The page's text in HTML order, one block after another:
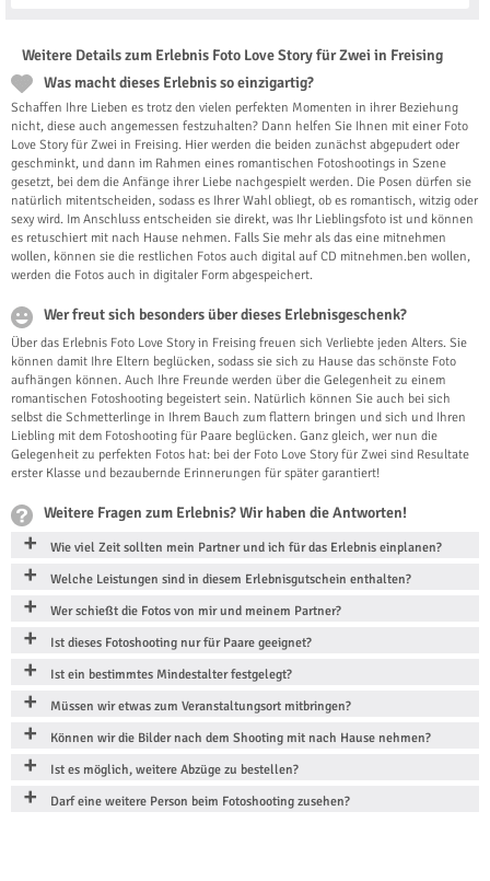
Weitere Details zum Erlebnis Foto Love Story für Zwei in Freising
Was macht dieses Erlebnis so einzigartig?
Schaffen Ihre Lieben es trotz den vielen perfekten Momenten in ihrer Beziehung
nicht, diese auch angemessen festzuhalten? Dann helfen Sie Ihnen mit einer Foto
Love Story für Zwei in Freising. Hier werden die beiden zunächst abgepudert oder
geschminkt, und dann im Rahmen eines romantischen Fotoshootings in Szene
gesetzt, bei dem die Anfänge ihrer Liebe nachgespielt werden. Die Posen dürfen sie
natürlich mitentscheiden, sodass es Ihrer Wahl obliegt, ob es romantisch, witzig oder
sexy wird. Im Anschluss entscheiden sie direkt, was Ihr Lieblingsfoto ist und können
es retuschiert mit nach Hause nehmen. Falls Sie mehr als das eine mitnehmen
wollen, können sie die restlichen Fotos auch digital auf CD mitnehmen.ben wollen,
werden die Fotos auch in digitaler Form abgespeichert.
Wer freut sich besonders über dieses Erlebnisgeschenk?
Über das Erlebnis Foto Love Story in Freising freuen sich Verliebte jeden Alters. Sie
können damit Ihre Eltern beglücken, sodass sie sich zu Hause das schönste Foto
aufhängen können. Auch Ihre Freunde werden über die Gelegenheit zu einem
romantischen Fotoshooting begeistert sein. Natürlich können Sie auch bei sich
selbst die Schmetterlinge in Ihrem Bauch zum flattern bringen und sich und Ihren
Liebling mit dem Fotoshooting für Paare beglücken. Ganz gleich, wer nun die
Gelegenheit zu perfekten Fotos hat: bei der Foto Love Story für Zwei sind Resultate
erster Klasse und bezaubernde Erinnerungen für später garantiert!
Weitere Fragen zum Erlebnis? Wir haben die Antworten!
Wie viel Zeit sollten mein Partner und ich für das Erlebnis einplanen?
Welche Leistungen sind in diesem Erlebnisgutschein enthalten?
Wer schießt die Fotos von mir und meinem Partner?
Ist dieses Fotoshooting nur für Paare geeignet?
Ist ein bestimmtes Mindestalter festgelegt?
Müssen wir etwas zum Veranstaltungsort mitbringen?
Können wir die Bilder nach dem Shooting mit nach Hause nehmen?
Ist es möglich, weitere Abzüge zu bestellen?
Darf eine weitere Person beim Fotoshooting zusehen?